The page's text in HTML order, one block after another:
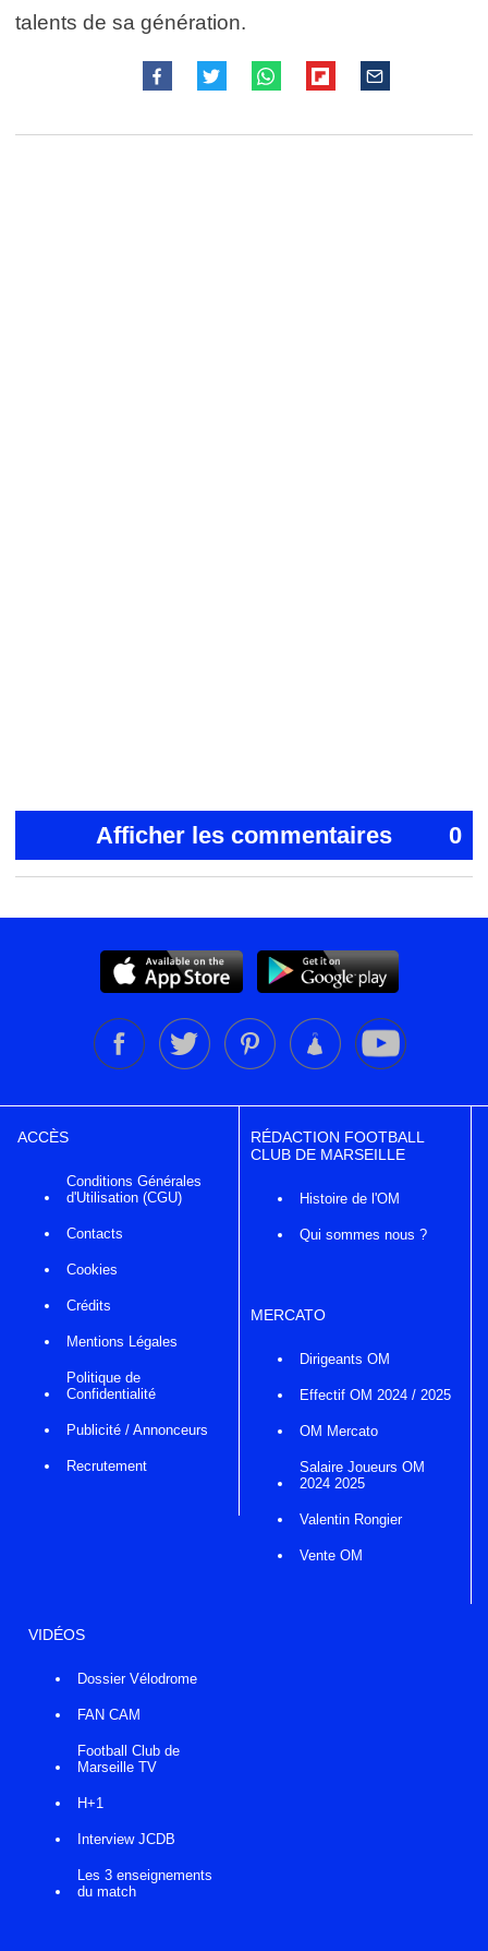
talents de sa génération.
Afficher les commentaires 0
ACCÈS
Conditions Générales
d'Utilisation (CGU)
Contacts
Cookies
Crédits
Mentions Légales
Politique de
Confidentialité
Publicité / Annonceurs
Recrutement
RÉDACTION FOOTBALL
CLUB DE MARSEILLE
Histoire de l'OM
Qui sommes nous ?
MERCATO
Dirigeants OM
Effectif OM 2024 / 2025
OM Mercato
Salaire Joueurs OM
2024 2025
Valentin Rongier
Vente OM
VIDÉOS
Dossier Vélodrome
FAN CAM
Football Club de
Marseille TV
H+1
Interview JCDB
Les 3 enseignements
du match